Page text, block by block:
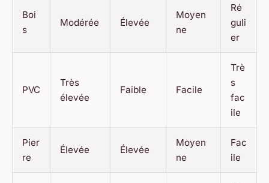
Boi
s
Modérée Élevée
Moyen
ne
Ré
guli
er
PVC
Très
élevée
Faible Facile
Trè
s
fac
ile
Pier
re
Élevée Élevée
Moyen
ne
Fac
ile